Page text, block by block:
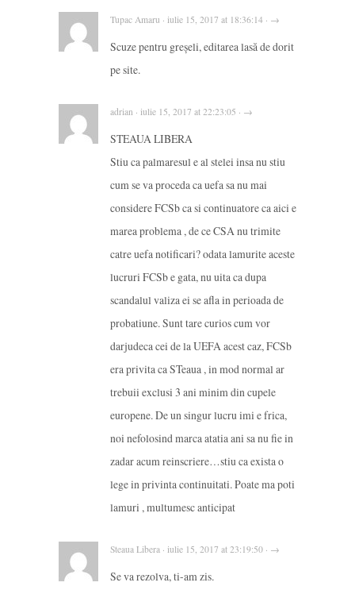
Tupac Amaru · iulie 15, 2017 at 18:36:14 · →
Scuze pentru greșeli, editarea lasă de dorit
pe site.
adrian · iulie 15, 2017 at 22:23:05 · →
STEAUA LIBERA
Stiu ca palmaresul e al stelei insa nu stiu
cum se va proceda ca uefa sa nu mai
considere FCSb ca si continuatore ca aici e
marea problema , de ce CSA nu trimite
catre uefa notificari? odata lamurite aceste
lucruri FCSb e gata, nu uita ca dupa
scandalul valiza ei se afla in perioada de
probatiune. Sunt tare curios cum vor
darjudeca cei de la UEFA acest caz, FCSb
era privita ca STeaua , in mod normal ar
trebuii exclusi 3 ani minim din cupele
europene. De un singur lucru imi e frica,
noi nefolosind marca atatia ani sa nu fie in
zadar acum reinscriere…stiu ca exista o
lege in privinta continuitati. Poate ma poti
lamuri , multumesc anticipat
Steaua Libera · iulie 15, 2017 at 23:19:50 · →
Se va rezolva, ti-am zis.